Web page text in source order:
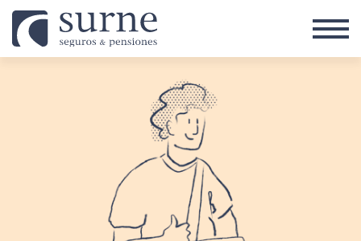
Pasar al contenido principal